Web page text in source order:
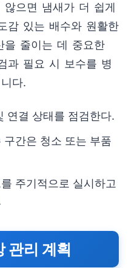
않으면 냄새가 더 쉽게
감 있는 배수와 원활한
을 줄이는 데 중요한
과 필요 시 보수를 병
다.
연결 상태를 점검한다.
간은 청소 또는 부품
주기적으로 실시하고
관리 계획